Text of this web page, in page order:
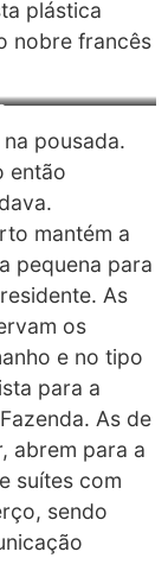
plástica
nobre francês
pousada.
então
mantém a
pequena para
As
os
e no tipo
para a
As de
abrem para a
suítes com
sendo